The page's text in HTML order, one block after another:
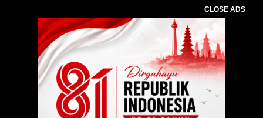
CLOSE ADS